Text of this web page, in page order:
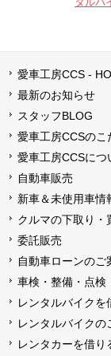
愛車工房CCS -
最新のお知らせ
スタッフBLOG
愛車工房CCSのこ
愛車工房CCSにつ
自動車販売
新車＆未使用車情
クルマの下取り・
委託販売
自動車ローンのご
車検・整備・点検
レンタルバイクを
レンタルバイクの
レンタカーを借り